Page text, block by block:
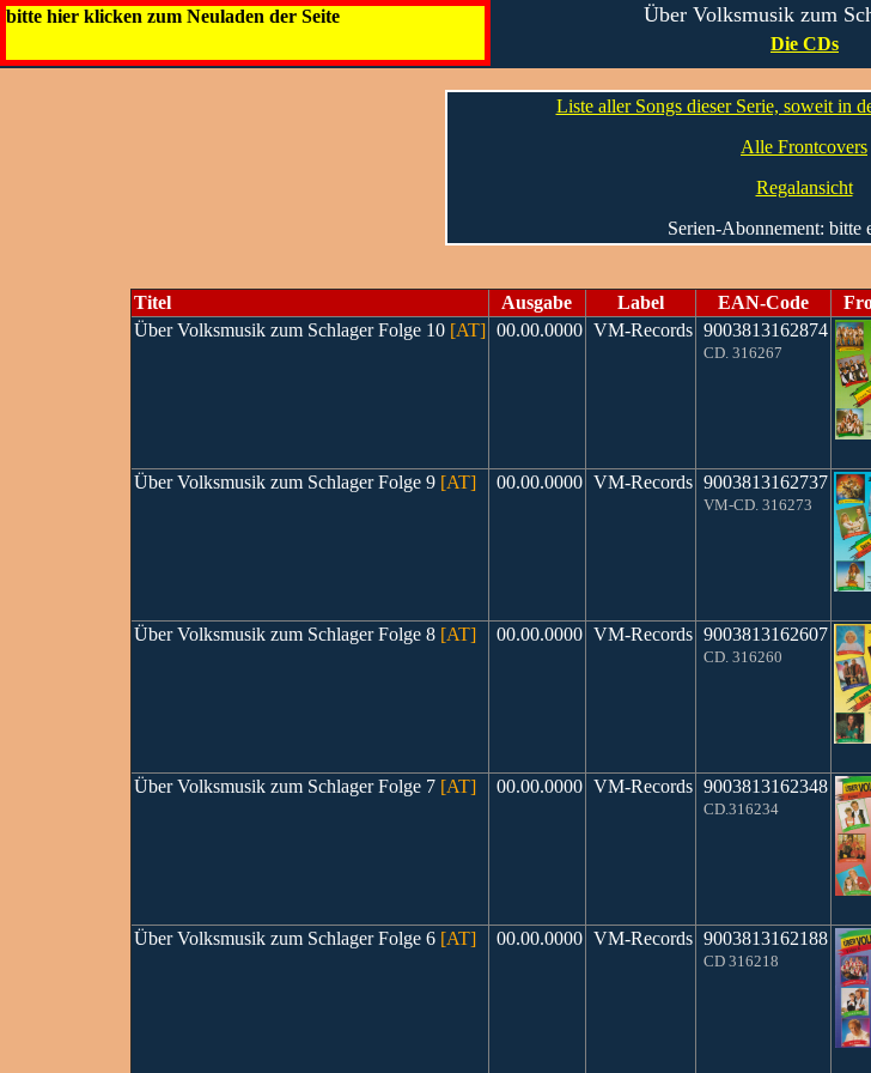
bitte hier klicken zum Neuladen der Seite Über Volksmusik zum
Die CDs
Liste aller Songs dieser Serie, soweit in
Alle Frontcovers
Regalansicht
Serien-Abonnement: bitte
Titel Ausgabe Label EAN-Code
Über Volksmusik zum Schlager Folge 10 [AT] 00.00.0000 VM-Records 9003813162874
CD. 316267
Über Volksmusik zum Schlager Folge 9 [AT] 00.00.0000 VM-Records 9003813162737
VM-CD. 316273
Über Volksmusik zum Schlager Folge 8 [AT] 00.00.0000 VM-Records 9003813162607
CD. 316260
Über Volksmusik zum Schlager Folge 7 [AT] 00.00.0000 VM-Records 9003813162348
CD.316234
Über Volksmusik zum Schlager Folge 6 [AT] 00.00.0000 VM-Records 9003813162188
CD 316218